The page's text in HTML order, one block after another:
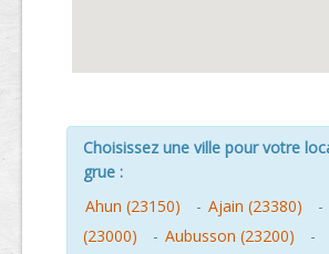
Choisissez une ville pour votre
grue :
Ahun (23150)
- Ajain (23380) -
(23000)
- Aubusson (23200)
-